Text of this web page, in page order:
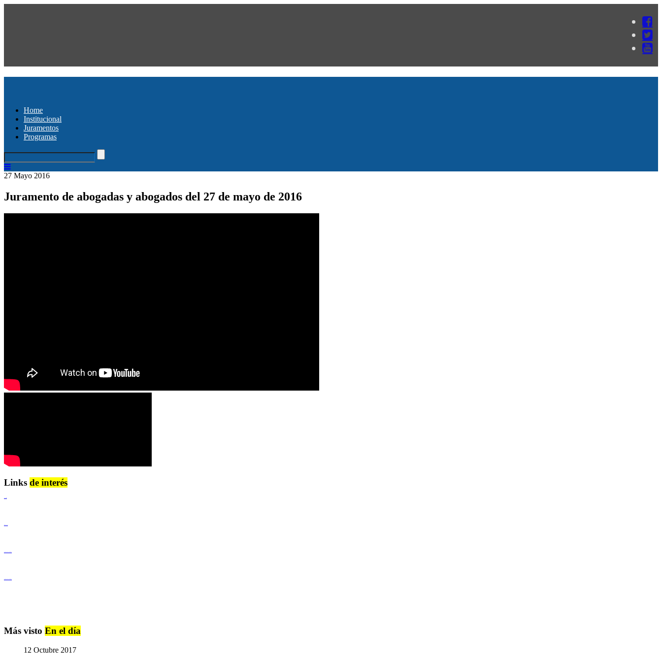
Home
Institucional
Juramentos
Programas
27 Mayo 2016
Juramento de abogadas y abogados del 27 de mayo de 2016
Links de interés
Más visto En el día
12 Octubre 2017